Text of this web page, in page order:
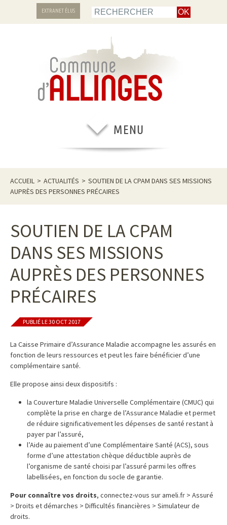
EXTRANET ÉLUS
ACCUEIL > ACTUALITÉS > SOUTIEN DE LA CPAM DANS SES MISSIONS
AUPRÈS DES PERSONNES PRÉCAIRES
SOUTIEN DE LA CPAM
DANS SES MISSIONS
AUPRÈS DES PERSONNES
PRÉCAIRES
PUBLIÉ LE 30 OCT 2017
La Caisse Primaire d’Assurance Maladie accompagne les assurés en
fonction de leurs ressources et peut les faire bénéficier d’une
complémentaire santé.
Elle propose ainsi deux dispositifs :
la Couverture Maladie Universelle Complémentaire (CMUC) qui
complète la prise en charge de l’Assurance Maladie et permet
de réduire significativement les dépenses de santé restant à
payer par l’assuré,
l’Aide au paiement d’une Complémentaire Santé (ACS), sous
forme d’une attestation chèque déductible auprès de
l’organisme de santé choisi par l’assuré parmi les offres
labellisées, en fonction du socle de garantie.
Pour connaître vos droits, connectez-vous sur ameli.fr > Assuré
> Droits et démarches > Difficultés financières > Simulateur de
droits.